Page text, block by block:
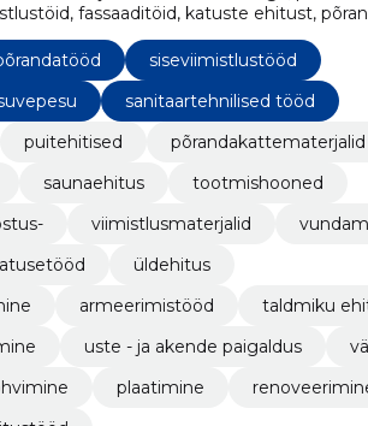
fassaaditöid, katuste ehitust,
ning renoveerimist.
siseviimistlustööd
sanitaartehnilised tööd
puitehitised
põrandakattematerjalid
saunaehitus
tootmishooned
viimistlusmaterjalid
üldehitus
armeerimistööd
taldmiku
uste - ja akende paigaldus
plaatimine